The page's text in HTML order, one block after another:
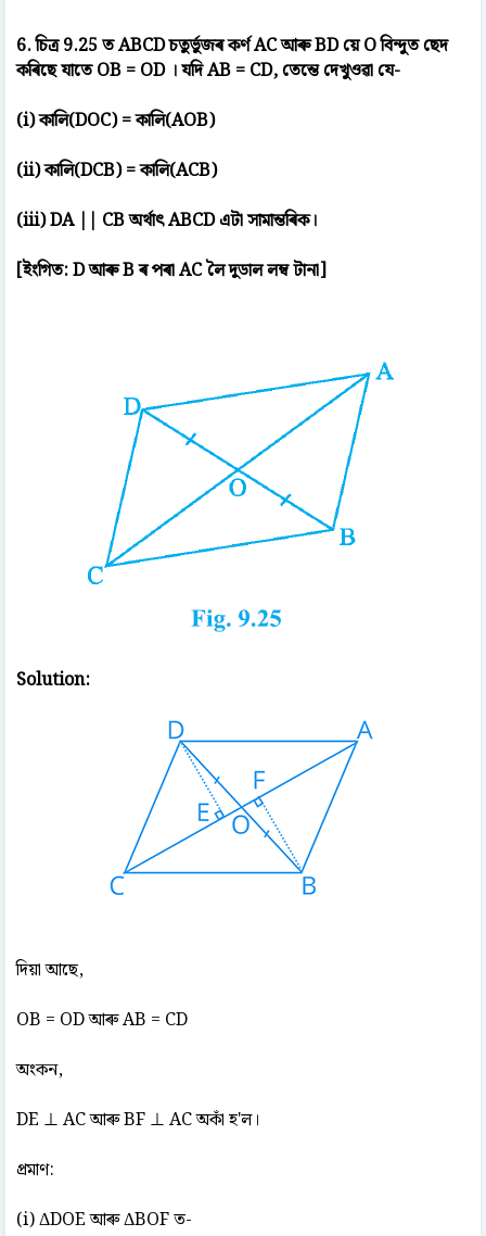
6. চিত্ৰ 9.25 ত ABCD চতুৰ্ভুজৰ কৰ্ণ AC আৰু BD য়ে O বিন্দুত ছেদ
কৰিছে যাতে OB = OD । যদি AB = CD, তেন্তে দেখুওৱা যে-
(i) কালি(DOC) = কালি(AOB)
(ii) কালি(DCB) = কালি(ACB)
(iii) DA || CB অৰ্থাৎ ABCD এটা সামান্তৰিক।
[ইংগিত: D আৰু B ৰ পৰা AC লৈ দুডাল লম্ব টানা]
Solution:
দিয়া আছে,
OB = OD আৰু AB = CD
অংকন,
DE ⊥ AC আৰু BF ⊥ AC অকাঁ হ'ল।
প্ৰমাণ:
(i) ΔDOE আৰু ΔBOF ত-